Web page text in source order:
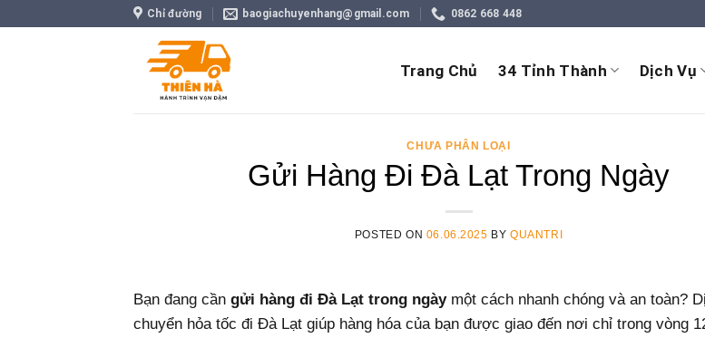
Chỉ đường baogiachuyenhang@gmail.com 0862 668 448
Trang Chủ 34 Tỉnh Thành Dịch Vụ
CHƯA PHÂN LOẠI
Gửi Hàng Đi Đà Lạt Trong Ngày
POSTED ON 06.06.2025 BYQUANTRI
Bạn đang cần gửi hàng đi Đà Lạt trong ngàymột cách nhanh chóng và an toàn?
chuyển hỏa tốc đi Đà Lạt giúp hàng hóa của bạn được giao đến nơi chỉ trong vòng